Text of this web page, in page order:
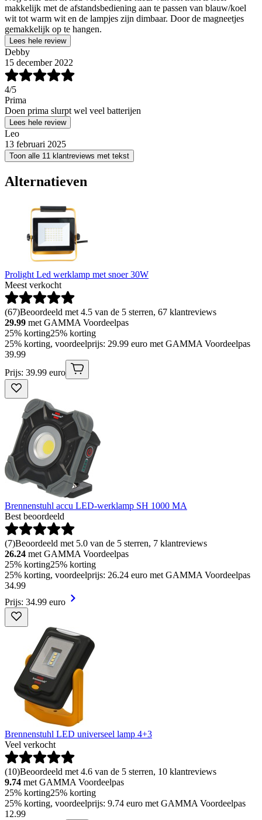
makkelijk met de afstandsbediening aan te passen van blauw/koel
wit tot warm wit en de lampjes zijn dimbaar. Door de magneetjes
gemakkelijk op te hangen.
Lees hele review
Debby
15 december 2022
4/5
Prima
Doen prima slurpt wel veel batterijen
Lees hele review
Leo
13 februari 2025
Toon alle 11 klantreviews met tekst
Alternatieven
Prolight Led werklamp met snoer 30W
Meest verkocht
(67)Beoordeeld met 4.5 van de 5 sterren, 67 klantreviews
29.99 met GAMMA Voordeelpas
25% korting25% korting
25% korting, voordeelprijs: 29.99 euro met GAMMA Voordeelpas
39.99
Prijs: 39.99 euro
Brennenstuhl accu LED-werklamp SH 1000 MA
Best beoordeeld
(7)Beoordeeld met 5.0 van de 5 sterren, 7 klantreviews
26.24 met GAMMA Voordeelpas
25% korting25% korting
25% korting, voordeelprijs: 26.24 euro met GAMMA Voordeelpas
34.99
Prijs: 34.99 euro
Brennenstuhl LED universeel lamp 4+3
Veel verkocht
(10)Beoordeeld met 4.6 van de 5 sterren, 10 klantreviews
9.74 met GAMMA Voordeelpas
25% korting25% korting
25% korting, voordeelprijs: 9.74 euro met GAMMA Voordeelpas
12.99